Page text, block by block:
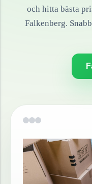
och hitta bästa
Falkenberg.